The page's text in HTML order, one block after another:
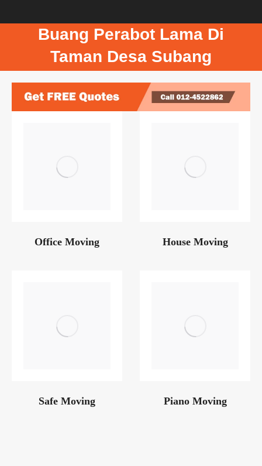
Buang Perabot Lama Di
Taman Desa Subang
Office Moving House Moving
Safe Moving Piano Moving